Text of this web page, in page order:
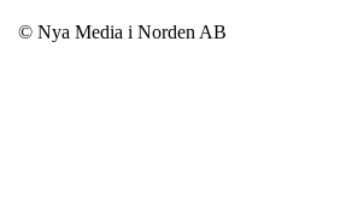
© Nya Media i Norden AB